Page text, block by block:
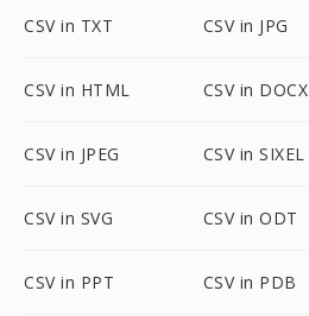
CSV in TXT CSV in JPG
CSV in HTML CSV in DOCX
CSV in JPEG CSV in SIXEL
CSV in SVG CSV in ODT
CSV in PPT CSV in PDB